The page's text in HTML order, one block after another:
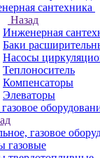
сантехника
Назад
Инженерная
Баки
Насосы
Теплоноситель
Компенсаторы
Элеваторы
газовое
газовые